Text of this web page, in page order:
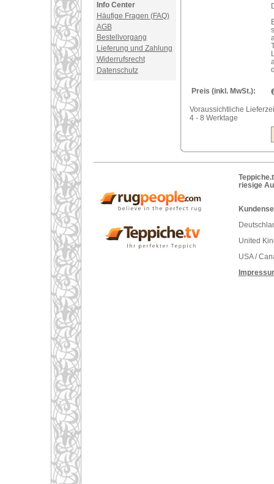
Info Center
Häufige Fragen (FAQ)
AGB
Bestellvorgang
Lieferung und Zahlung
Widerrufsrecht
Datenschutz
Preis (inkl. MwSt.):
Voraussichtliche
4 - 8 Werktage
riesige
United
USA /